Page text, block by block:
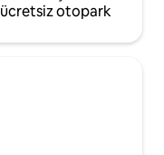
ücretsiz otopark